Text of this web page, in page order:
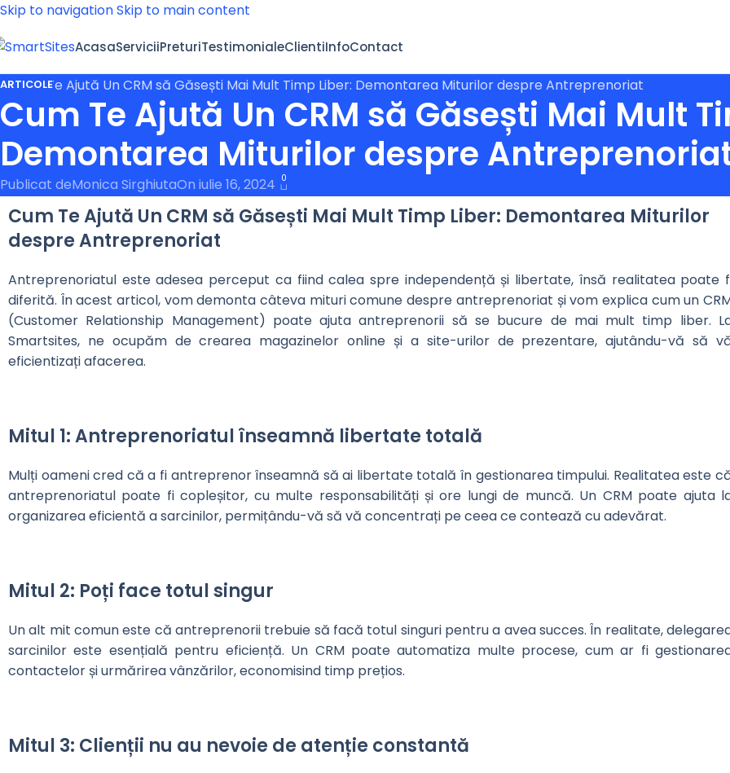
Skip to navigationSkip to main content
AcasaServiciiPreturiTestimonialeClientiInfoContact
ARTICOLE
Cum Te Ajută Un CRM să Găsești Mai Mult
Demontarea Miturilor despre
Publicat deMonica SirghiutaOn iulie 16, 2024 0
Cum Te Ajută Un CRM să Găsești Mai Mult Timp Liber: Demontarea Miturilor
despre Antreprenoriat
Antreprenoriatul este adesea perceput ca fiind calea spre independență și libertate, însă realitatea poate
diferită. În acest articol, vom demonta câteva mituri comune despre antreprenoriat și vom explica cum un
(Customer Relationship Management) poate ajuta antreprenorii să se bucure de mai mult timp liber.
Smartsites, ne ocupăm de crearea magazinelor online și a site-urilor de prezentare, ajutându-vă să
eficientizați afacerea.
Mitul 1: Antreprenoriatul înseamnă libertate totală
Mulți oameni cred că a fi antreprenor înseamnă să ai libertate totală în gestionarea timpului. Realitatea este
antreprenoriatul poate fi copleșitor, cu multe responsabilități și ore lungi de muncă. Un CRM poate ajuta
organizarea eficientă a sarcinilor, permițându-vă să vă concentrați pe ceea ce contează cu adevărat.
Mitul 2: Poți face totul singur
Un alt mit comun este că antreprenorii trebuie să facă totul singuri pentru a avea succes. În realitate,
sarcinilor este esențială pentru eficiență. Un CRM poate automatiza multe procese, cum ar fi
contactelor și urmărirea vânzărilor, economisind timp prețios.
Mitul 3: Clienții nu au nevoie de atenție constantă